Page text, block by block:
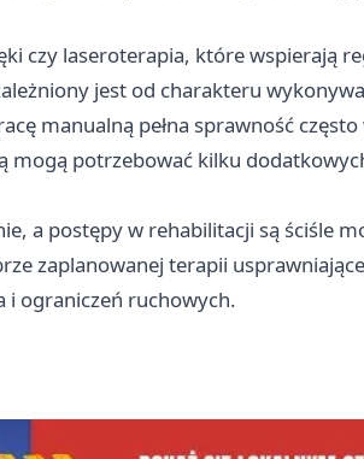
czy laseroterapia, które wspierają
jest od charakteru
manualną pełna sprawność często
mogą potrzebować kilku
a postępy w rehabilitacji są ściśle
zaplanowanej terapii
i ograniczeń ruchowych.